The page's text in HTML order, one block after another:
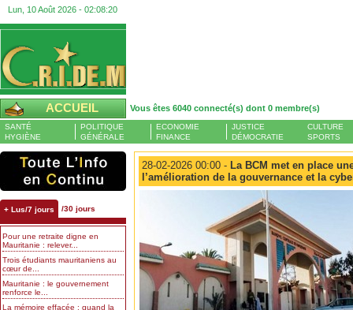
Lun, 10 Août 2026 - 02:08:20
ACCUEIL Vous êtes 6040 connecté(s) dont 0 membre(s)
SANTÉ
HYGIÈNE
POLITIQUE
GÉNÉRALE
ECONOMIE
FINANCE
JUSTICE
DÉMOCRATIE
CULTURE
SPORTS
+ Lus/7 jours /30 jours
Pour une retraite digne en
Mauritanie : relever...
Trois étudiants mauritaniens au
cœur de...
Mauritanie : le gouvernement
renforce le...
La mémoire effacée : quand la
28-02-2026 00:00 - La BCM met en place
l’amélioration de la gouvernance et la